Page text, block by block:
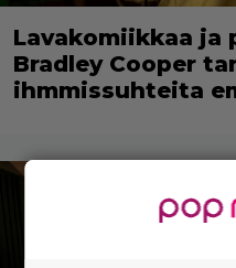
Lavakomiikkaa ja
Bradley Cooper
ihmmissuhteita